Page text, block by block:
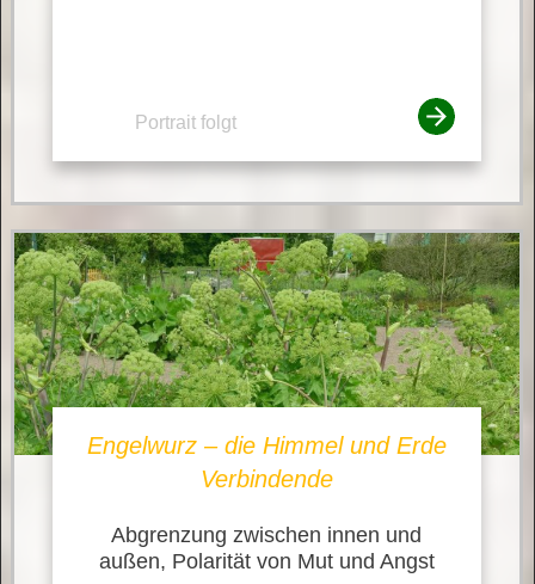
Portrait folgt
Engelwurz – die Himmel und Erde
Verbindende
Abgrenzung zwischen innen und
außen, Polarität von Mut und Angst